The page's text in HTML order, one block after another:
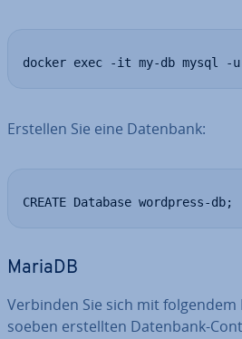
docker exec -it my-db mysql -
Erstellen Sie eine Datenbank:
CREATE Database wordpress-db;
MariaDB
Verbinden Sie sich mit
soeben er­stell­ten Datenbank-